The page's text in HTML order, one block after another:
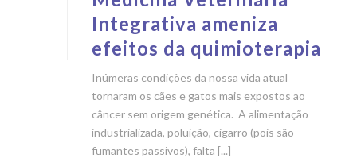
Integrativa ameniza
efeitos da quimioterapia
Inúmeras condições da nossa vida atual
tornaram os cães e gatos mais expostos ao
câncer sem origem genética. A alimentação
industrializada, poluição, cigarro (pois são
fumantes passivos), falta [...]